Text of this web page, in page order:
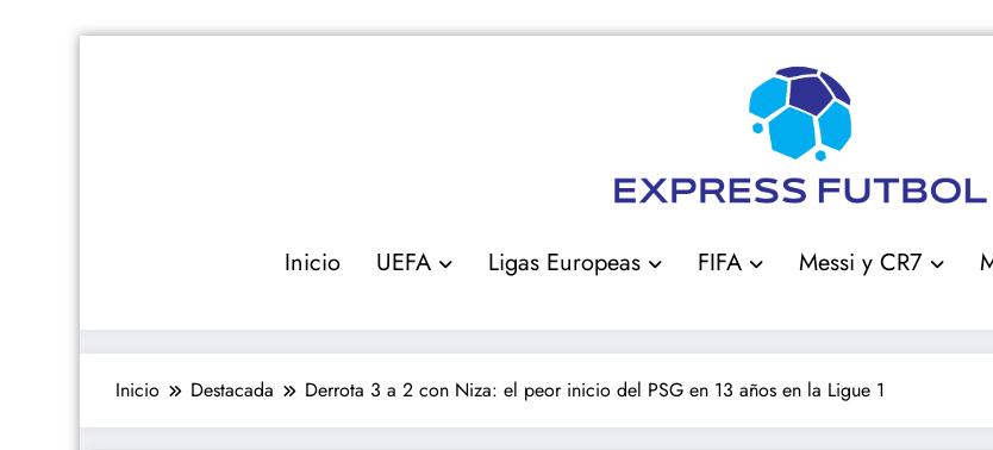
Inicio UEFA Ligas Europeas FIFA Messi y CR7
Inicio Destacada Derrota 3 a 2 con Niza: el peor inicio del PSG en 13 años en la Ligue 1